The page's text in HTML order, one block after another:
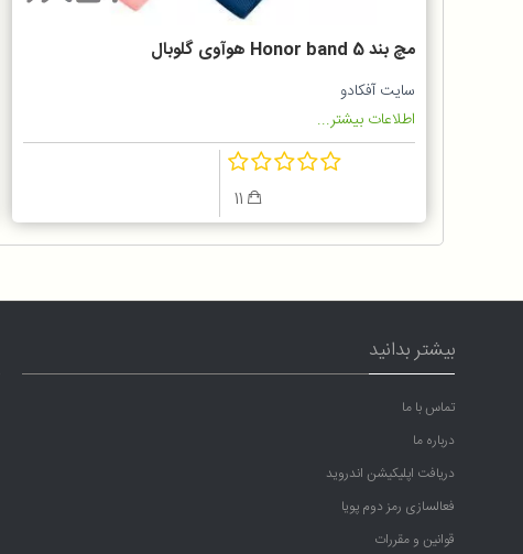
مچ بند Honor band 5 هوآوی گلوبال
سایت آفکادو
اطلاعات بیشتر...
بیشتر بدانید
تماس با ما
درباره ما
دریافت اپلیکیشن اندروید
فعالسازی رمز دوم پویا
قوانین و مقررات